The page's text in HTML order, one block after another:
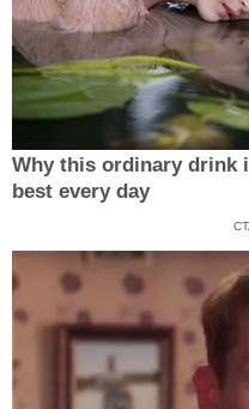
Why this ordinary drink
best every day